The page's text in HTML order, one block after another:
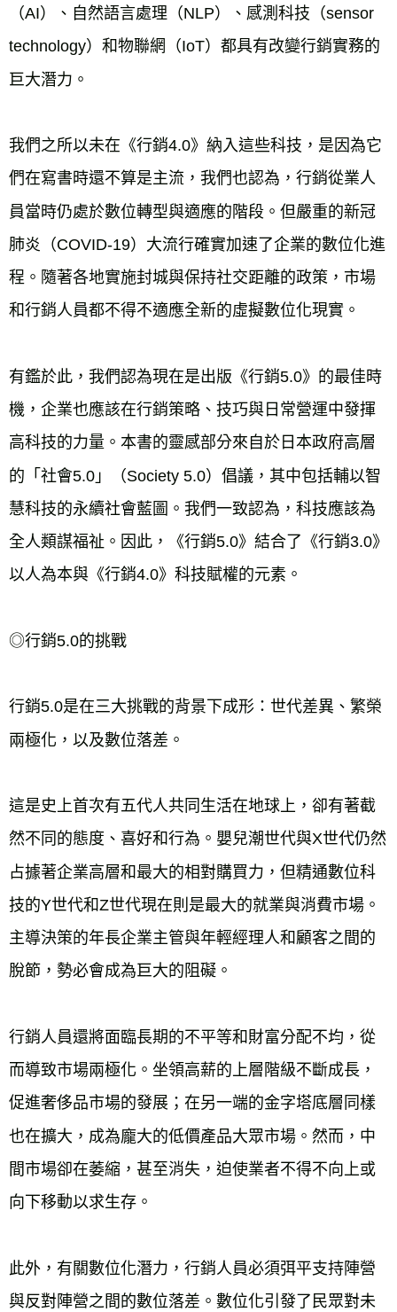
（AI）、自然語言處理（NLP）、感測科技（sensor
technology）和物聯網（IoT）都具有改變行銷實務的
巨大潛力。
我們之所以未在《行銷4.0》納入這些科技，是因為它
們在寫書時還不算是主流，我們也認為，行銷從業人
員當時仍處於數位轉型與適應的階段。但嚴重的新冠
肺炎（COVID-19）大流行確實加速了企業的數位化進
程。隨著各地實施封城與保持社交距離的政策，市場
和行銷人員都不得不適應全新的虛擬數位化現實。
有鑑於此，我們認為現在是出版《行銷5.0》的最佳時
機，企業也應該在行銷策略、技巧與日常營運中發揮
高科技的力量。本書的靈感部分來自於日本政府高層
的「社會5.0」（Society 5.0）倡議，其中包括輔以智
慧科技的永續社會藍圖。我們一致認為，科技應該為
全人類謀福祉。因此，《行銷5.0》結合了《行銷3.0》
以人為本與《行銷4.0》科技賦權的元素。
◎行銷5.0的挑戰
行銷5.0是在三大挑戰的背景下成形：世代差異、繁榮
兩極化，以及數位落差。
這是史上首次有五代人共同生活在地球上，卻有著截
然不同的態度、喜好和行為。嬰兒潮世代與X世代仍然
占據著企業高層和最大的相對購買力，但精通數位科
技的Y世代和Z世代現在則是最大的就業與消費市場。
主導決策的年長企業主管與年輕經理人和顧客之間的
脫節，勢必會成為巨大的阻礙。
行銷人員還將面臨長期的不平等和財富分配不均，從
而導致市場兩極化。坐領高薪的上層階級不斷成長，
促進奢侈品市場的發展；在另一端的金字塔底層同樣
也在擴大，成為龐大的低價產品大眾市場。然而，中
間市場卻在萎縮，甚至消失，迫使業者不得不向上或
向下移動以求生存。
此外，有關數位化潛力，行銷人員必須弭平支持陣營
與反對陣營之間的數位落差。數位化引發了民眾對未